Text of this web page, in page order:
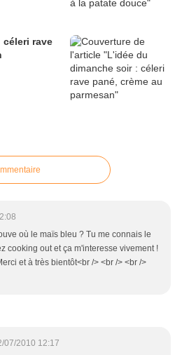
céleri rave
où le maïs bleu ? Tu me connais le
cooking out et ça m'interesse vivement !
et à très bientôt<br /> <br /> <br />
07/2010 12:17